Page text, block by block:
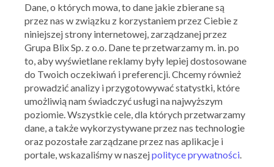
informacji już przechowywanej w telekomunikacyjnym
urządzeniu końcowym abonenta lub użytkownika
końcowego jest dozwolone, pod warunkiem że:
abonent lub użytkownik końcowy zostanie
uprzednio bezpośrednio poinformowany w sposób
jednoznaczny, łatwy i zrozumiały, o:
celu przechowywania i uzyskiwania dostępu
do tej informacji,
możliwości określenia przez niego warunków
przechowywania lub uzyskiwania dostępu do tej
informacji za pomocą ustawień oprogramowania
zainstalowanego w wykorzystywanym przez
Dane, o których mowa, to dane jakie zbierane są
przez nas w związku z korzystaniem przez Ciebie z
niniejszej strony internetowej, zarządzanej przez
Grupa Blix Sp. z o.o. Dane te przetwarzamy m. in. po
to, aby wyświetlane reklamy były lepiej dostosowane
do Twoich oczekiwań i preferencji. Chcemy również
prowadzić analizy i przygotowywać statystki, które
umożliwią nam świadczyć usługi na najwyższym
poziomie. Wszystkie cele, dla których przetwarzamy
dane, a także wykorzystywane przez nas technologie
oraz pozostałe zarządzane przez nas aplikacje i
portale, wskazaliśmy w naszejpolityce prywatności.